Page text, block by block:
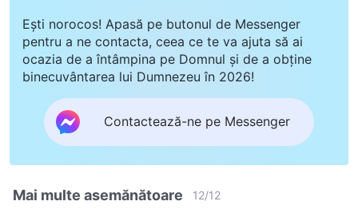
Ești norocos! Apasă pe butonul de Messenger
pentru a ne contacta, ceea ce te va ajuta să ai
ocazia de a întâmpina pe Domnul și de a obține
binecuvântarea lui Dumnezeu în 2026!
Contactează-ne pe Messenger
Mai multe asemănătoare 12/12